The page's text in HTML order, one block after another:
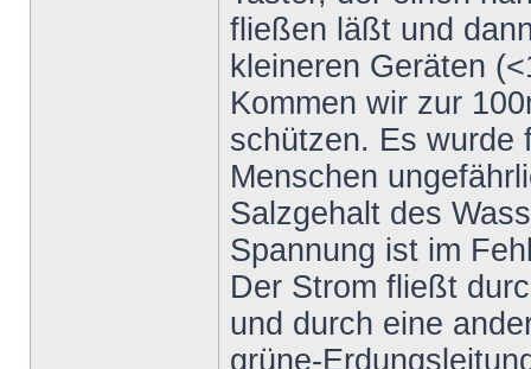
fließen läßt und
kleineren Geräten
Kommen wir zur
schützen. Es wurde
Menschen
Salzgehalt des
Spannung ist im
Der Strom fließt
und durch eine
grüne-